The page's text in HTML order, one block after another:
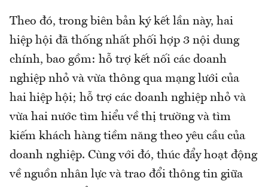
Theo đó, trong biên bản ký kết lần này, hai
hiệp hội đã thống nhất phối hợp 3 nội dung
chính, bao gồm: hỗ trợ kết nối các doanh
nghiệp nhỏ và vừa thông qua mạng lưới của
hai hiệp hội; hỗ trợ các doanh nghiệp nhỏ và
vừa hai nước tìm hiểu về thị trường và tìm
kiếm khách hàng tiềm năng theo yêu cầu của
doanh nghiệp. Cùng với đó, thúc đẩy hoạt động
về nguồn nhân lực và trao đổi thông tin giữa